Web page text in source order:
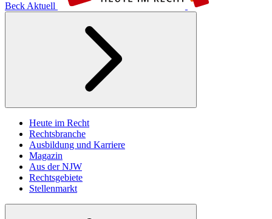
Beck Aktuell
Heute im Recht
Rechtsbranche
Ausbildung und Karriere
Magazin
Aus der NJW
Rechtsgebiete
Stellenmarkt